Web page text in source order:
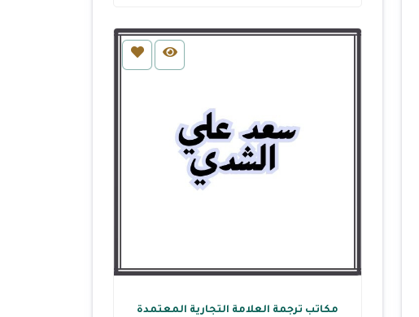
مكاتب ترجمة العلامة التجارية المعتمدة